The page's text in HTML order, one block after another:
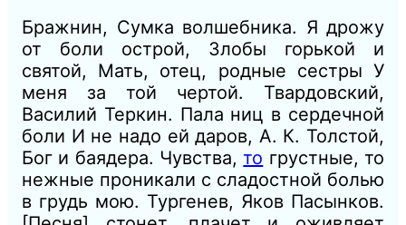
Бражнин, Сумка волшебника. Я дрожу
от боли острой, Злобы горькой и
святой, Мать, отец, родные сестры У
меня за той чертой. Твардовский,
Василий Теркин. Пала ниц в сердечной
боли И не надо ей даров, А. К. Толстой,
Бог и баядера. Чувства, то грустные, то
нежные проникали с сладостной болью
в грудь мою. Тургенев, Яков Пасынков.